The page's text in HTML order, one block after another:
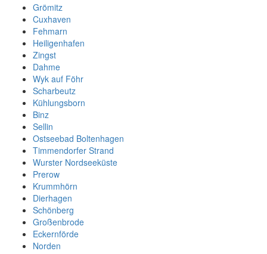
Grömitz
Cuxhaven
Fehmarn
Heiligenhafen
Zingst
Dahme
Wyk auf Föhr
Scharbeutz
Kühlungsborn
Binz
Sellin
Ostseebad Boltenhagen
Timmendorfer Strand
Wurster Nordseeküste
Prerow
Krummhörn
Dierhagen
Schönberg
Großenbrode
Eckernförde
Norden